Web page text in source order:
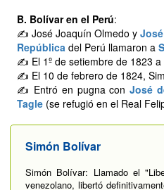
B. Bolívar en el Perú:
✍ José Joaquín Olmedo y
República del Perú llamaron a
✍ El 1º de setiembre de 1823
✍ El 10 de febrero de 1824,
✍ Entró en pugna con José
Tagle (se refugió en el Real
Simón Bolívar
Simón Bolívar: Llamado el
venezolano, libertó